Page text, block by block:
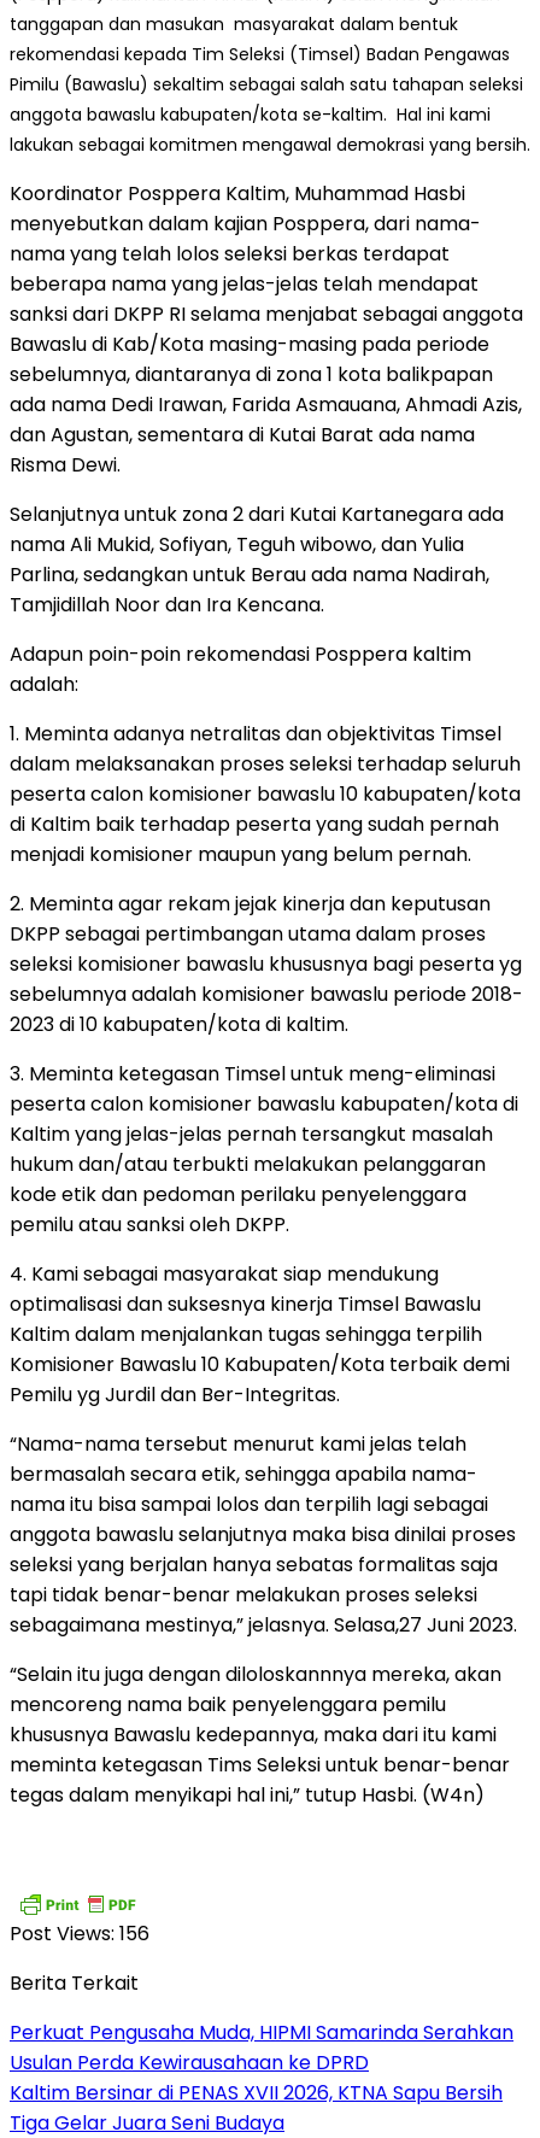
tanggapan dan masukan masyarakat dalam bentuk
rekomendasi kepada Tim Seleksi (Timsel) Badan Pengawas
Pimilu (Bawaslu) sekaltim sebagai salah satu tahapan seleksi
anggota bawaslu kabupaten/kota se-kaltim. Hal ini kami
lakukan sebagai komitmen mengawal demokrasi yang bersih.
Koordinator Posppera Kaltim, Muhammad Hasbi
menyebutkan dalam kajian Posppera, dari nama-
nama yang telah lolos seleksi berkas terdapat
beberapa nama yang jelas-jelas telah mendapat
sanksi dari DKPP RI selama menjabat sebagai anggota
Bawaslu di Kab/Kota masing-masing pada periode
sebelumnya, diantaranya di zona 1 kota balikpapan
ada nama Dedi Irawan, Farida Asmauana, Ahmadi Azis,
dan Agustan, sementara di Kutai Barat ada nama
Risma Dewi.
Selanjutnya untuk zona 2 dari Kutai Kartanegara ada
nama Ali Mukid, Sofiyan, Teguh wibowo, dan Yulia
Parlina, sedangkan untuk Berau ada nama Nadirah,
Tamjidillah Noor dan Ira Kencana.
Adapun poin-poin rekomendasi Posppera kaltim
adalah:
1. Meminta adanya netralitas dan objektivitas Timsel
dalam melaksanakan proses seleksi terhadap seluruh
peserta calon komisioner bawaslu 10 kabupaten/kota
di Kaltim baik terhadap peserta yang sudah pernah
menjadi komisioner maupun yang belum pernah.
2. Meminta agar rekam jejak kinerja dan keputusan
DKPP sebagai pertimbangan utama dalam proses
seleksi komisioner bawaslu khususnya bagi peserta yg
sebelumnya adalah komisioner bawaslu periode 2018-
2023 di 10 kabupaten/kota di kaltim.
3. Meminta ketegasan Timsel untuk meng-eliminasi
peserta calon komisioner bawaslu kabupaten/kota di
Kaltim yang jelas-jelas pernah tersangkut masalah
hukum dan/atau terbukti melakukan pelanggaran
kode etik dan pedoman perilaku penyelenggara
pemilu atau sanksi oleh DKPP.
4. Kami sebagai masyarakat siap mendukung
optimalisasi dan suksesnya kinerja Timsel Bawaslu
Kaltim dalam menjalankan tugas sehingga terpilih
Komisioner Bawaslu 10 Kabupaten/Kota terbaik demi
Pemilu yg Jurdil dan Ber-Integritas.
“Nama-nama tersebut menurut kami jelas telah
bermasalah secara etik, sehingga apabila nama-
nama itu bisa sampai lolos dan terpilih lagi sebagai
anggota bawaslu selanjutnya maka bisa dinilai proses
seleksi yang berjalan hanya sebatas formalitas saja
tapi tidak benar-benar melakukan proses seleksi
sebagaimana mestinya,” jelasnya. Selasa,27 Juni 2023.
“Selain itu juga dengan diloloskannnya mereka, akan
mencoreng nama baik penyelenggara pemilu
khususnya Bawaslu kedepannya, maka dari itu kami
meminta ketegasan Tims Seleksi untuk benar-benar
tegas dalam menyikapi hal ini,” tutup Hasbi. (W4n)
Post Views: 156
Berita Terkait
Perkuat Pengusaha Muda, HIPMI Samarinda Serahkan
Usulan Perda Kewirausahaan ke DPRD
Kaltim Bersinar di PENAS XVII 2026, KTNA Sapu Bersih
Tiga Gelar Juara Seni Budaya